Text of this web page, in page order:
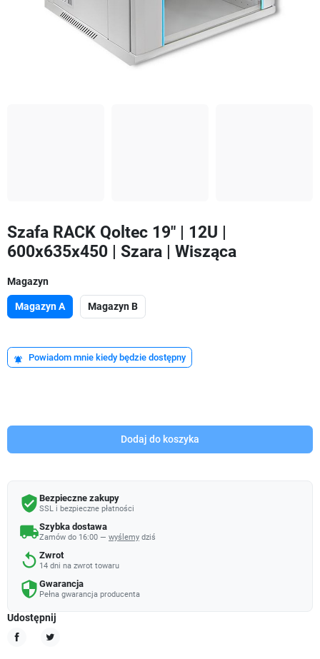
Szafa RACK Qoltec 19" | 12U |
600x635x450 | Szara | Wisząca
Magazyn
Magazyn A Magazyn B
notifications_active Powiadom mnie kiedy będzie dostępny
Dodaj do koszyka
verified_user Bezpieczne zakupy
SSL i bezpieczne płatności
local_shippingSzybka dostawa
Zamów do 16:00 — wyślemy dziś
replay Zwrot
14 dni na zwrot towaru
security Gwarancja
Pełna gwarancja producenta
Udostępnij